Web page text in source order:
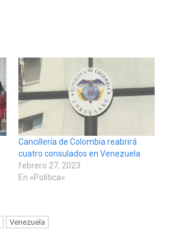
Cancillería de Colombia reabrirá
cuatro consulados en Venezuela
febrero 27, 2023
En «Política»
Venezuela